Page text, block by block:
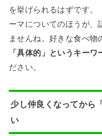
を挙げられるはずです。
ーマについてのほうが、
ませんね。好きな食べ物
「具体的」というキーワ
ださい。
少し仲良くなってから
い